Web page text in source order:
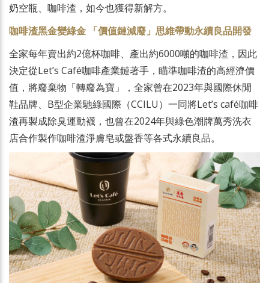
奶空瓶、咖啡渣，如今也獲得新解方。
咖啡渣黑金變綠金 「價值鏈減廢」思維帶動永續良品開發
全家每年賣出約2億杯咖啡、產出約6000噸的咖啡渣，因此
決定從Let’s Café咖啡產業鏈著手，瞄準咖啡渣的高經濟價
值，將廢棄物「轉廢為寶」，全家曾在2023年與國際休閒
鞋品牌、B型企業馳綠國際（CCILU）一同將Let’s café咖啡
渣再製成除臭運動襪，也曾在2024年與綠色潮牌萬秀洗衣
店合作製作咖啡渣淨膚皂或盤香等各式永續良品。